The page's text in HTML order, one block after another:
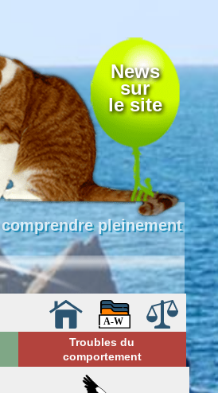
News
sur
le site
pleinement
Troubles du
comportement